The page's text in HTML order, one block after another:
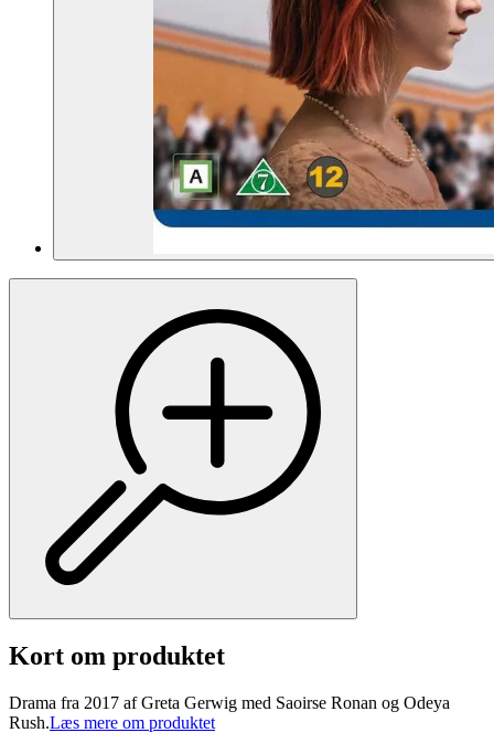
Kort om produktet
Drama fra 2017 af Greta Gerwig med Saoirse Ronan og Odeya
Rush.Læs mere om produktet